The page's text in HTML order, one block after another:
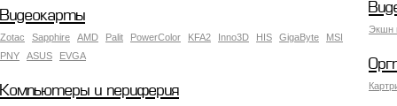
Экшн
Видеокарты
Zotac Sapphire AMD Palit PowerColor KFA2 Inno3D HIS GigaByte
MSI
PNY
ASUS EVGA
Компьютеры и периферия